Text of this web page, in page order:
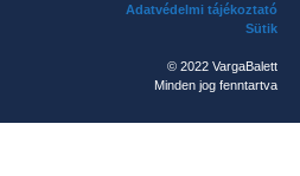
Adatvédelmi tájékoztató
Sütik
© 2022 VargaBalett
Minden jog fenntartva